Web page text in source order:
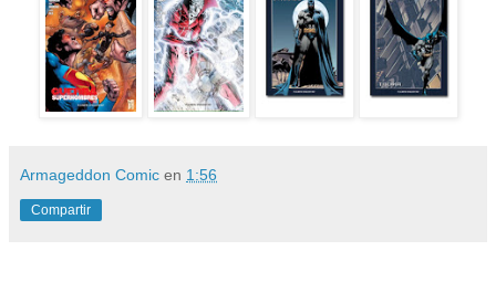
Armageddon Comic en 1:56
Compartir